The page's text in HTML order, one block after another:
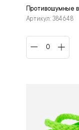
Противошумные
Артикул: 384648